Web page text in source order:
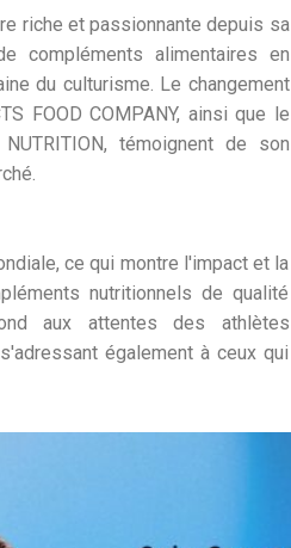
riche et passionnante depuis sa
compléments alimentaires en
du culturisme. Le changement
FOOD COMPANY, ainsi que le
témoignent de son
ce qui montre l'impact et la
nutritionnels de qualité
aux attentes des athlètes
également à ceux qui